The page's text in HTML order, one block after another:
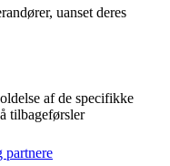
uanset deres
af de specifikke
tilbageførsler
partnere